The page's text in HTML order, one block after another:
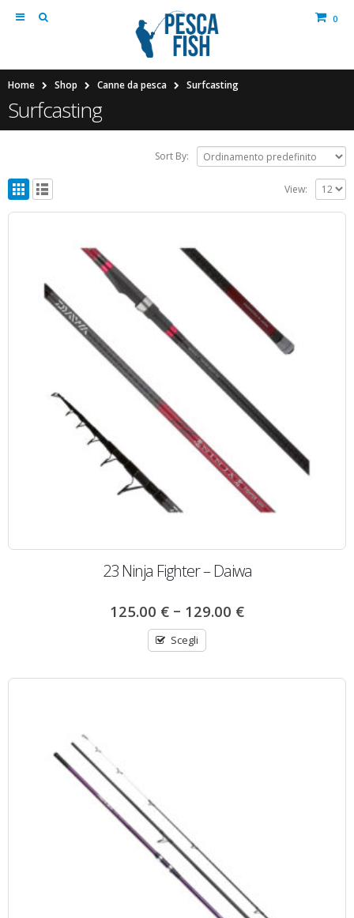
0
Home Shop Canne da pesca Surfcasting
Surfcasting
Sort By:
View:
23 Ninja Fighter – Daiwa
125.00 € – 129.00 €
Scegli